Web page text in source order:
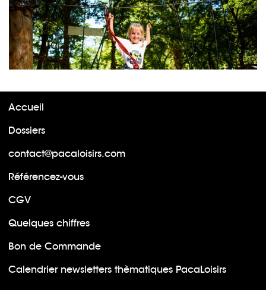
Accueil
Dossiers
contact@pacaloisirs.com
Référencez-vous
CGV
Quelques chiffres
Bon de Commande
Calendrier newsletters thèmatiques PacaLoisirs